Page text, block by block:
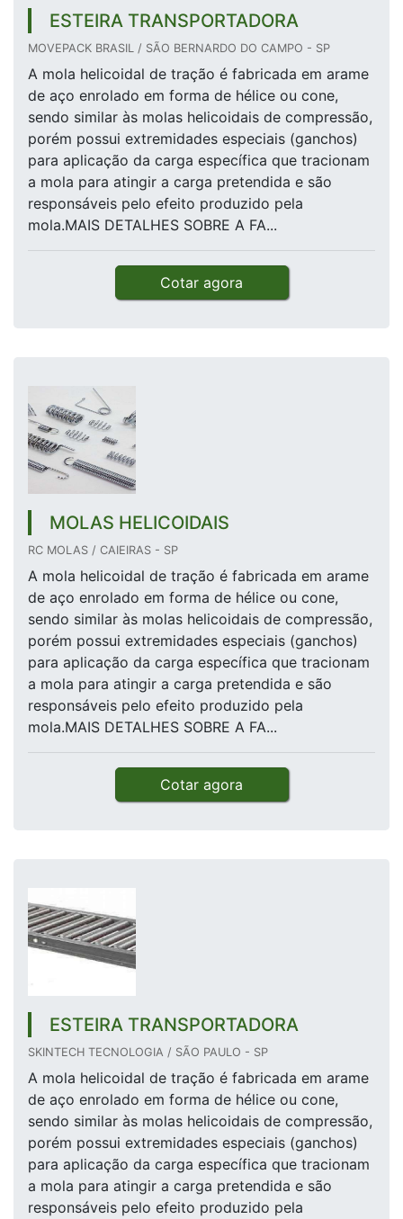
ESTEIRA TRANSPORTADORA
MOVEPACK BRASIL / SÃO BERNARDO DO CAMPO - SP
A mola helicoidal de tração é fabricada em arame
de aço enrolado em forma de hélice ou cone,
sendo similar às molas helicoidais de compressão,
porém possui extremidades especiais (ganchos)
para aplicação da carga específica que tracionam
a mola para atingir a carga pretendida e são
responsáveis pelo efeito produzido pela
mola.MAIS DETALHES SOBRE A FA...
Cotar agora
MOLAS HELICOIDAIS
RC MOLAS / CAIEIRAS - SP
A mola helicoidal de tração é fabricada em arame
de aço enrolado em forma de hélice ou cone,
sendo similar às molas helicoidais de compressão,
porém possui extremidades especiais (ganchos)
para aplicação da carga específica que tracionam
a mola para atingir a carga pretendida e são
responsáveis pelo efeito produzido pela
mola.MAIS DETALHES SOBRE A FA...
Cotar agora
ESTEIRA TRANSPORTADORA
SKINTECH TECNOLOGIA / SÃO PAULO - SP
A mola helicoidal de tração é fabricada em arame
de aço enrolado em forma de hélice ou cone,
sendo similar às molas helicoidais de compressão,
porém possui extremidades especiais (ganchos)
para aplicação da carga específica que tracionam
a mola para atingir a carga pretendida e são
responsáveis pelo efeito produzido pela